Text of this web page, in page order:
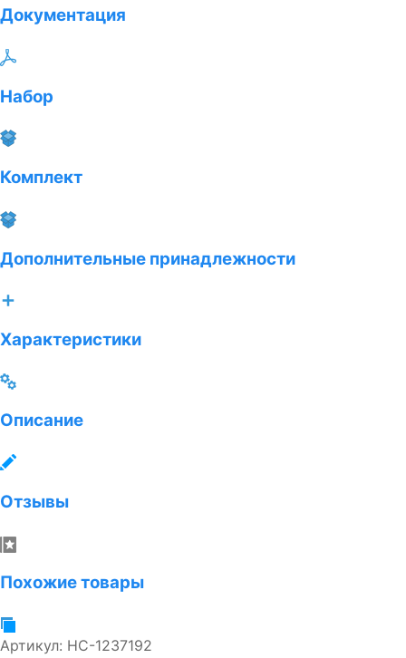
Документация
Набор
Комплект
Дополнительные принадлежности
Характеристики
Описание
Отзывы
Похожие товары
Артикул: НС-1237192